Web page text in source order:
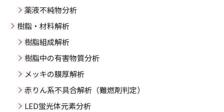
薬液不純物分析
樹脂・材料解析
樹脂組成解析
樹脂中の有害物質分析
メッキの膜厚解析
赤りん系不具合解析（難燃剤判定）
LED蛍光体元素分析